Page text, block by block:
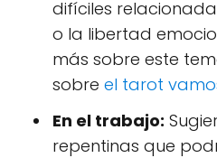
difíciles
o la libertad
más sobre este
sobre el tarot
En el trabajo:
repentinas que